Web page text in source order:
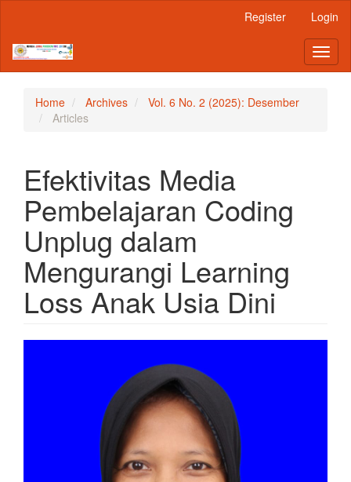
Content
Sidebar
Register Login
Home Archives
Vol. 6 No. 2 (2025): Desember
Articles
Efektivitas Media
Pembelajaran Coding
Unplug dalam
Mengurangi Learning
Loss Anak Usia Dini